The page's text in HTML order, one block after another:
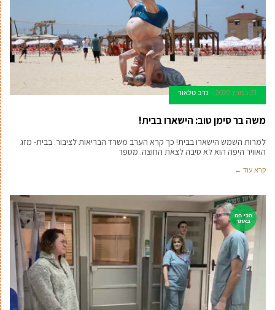
21 במרץ 2020 נדב טלאור
משה בר סימן טוב: הישארו בבית!
למרות השמש הישארו בבית! כך קרא הערב משרד הבריאות לציבור. בבית- מזג
האוויר היפה הוא לא סיבה לצאת החוצה. מספר
קרא עוד ←
הכי חם
באתר